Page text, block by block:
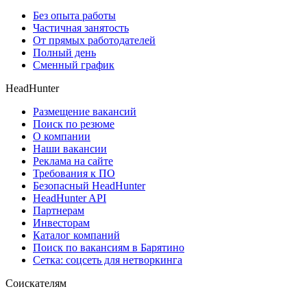
Без опыта работы
Частичная занятость
От прямых работодателей
Полный день
Сменный график
HeadHunter
Размещение вакансий
Поиск по резюме
О компании
Наши вакансии
Реклама на сайте
Требования к ПО
Безопасный HeadHunter
HeadHunter API
Партнерам
Инвесторам
Каталог компаний
Поиск по вакансиям в Барятино
Сетка: соцсеть для нетворкинга
Соискателям